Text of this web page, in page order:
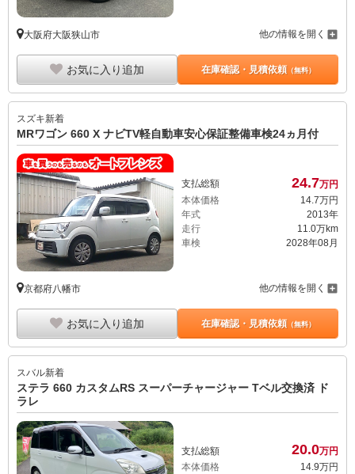
大阪府大阪狭山市 他の情報を開く
お気に入り追加 在庫確認・見積依頼（無料）
スズキ新着
MRワゴン 660 X ナビTV軽自動車安心保証整備車検24ヵ月付
支払総額 24.7万円
本体価格
14.7万円
年式
2013年
走行
11.0万km
車検
2028年08月
京都府八幡市 他の情報を開く
お気に入り追加 在庫確認・見積依頼（無料）
スバル新着
ステラ 660 カスタムRS スーパーチャージャー Tベル交換済 ド
ラレ
支払総額 20.0万円
本体価格
14.9万円